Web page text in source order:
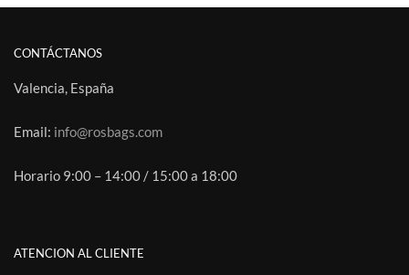
CONTÁCTANOS
Valencia, España
Email: info@rosbags.com
Horario 9:00 – 14:00 / 15:00 a 18:00
ATENCION AL CLIENTE